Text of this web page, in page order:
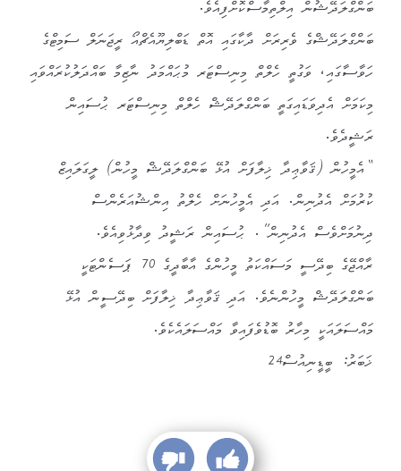
ބަންގްލަދޭޝުން އިލްތިމާސްކޮށްފިއެވެ.
ބަންގްލަދޭޝްގެ ވެރިރަށް ދާކާގައި އޮތް ޑަބްލިޔޫއެޗްއޯ ރީޖަނަލް ސަމިޓްގެ
ހަވާސާގައި، ވަގުތީ ހެލްތް މިނިސްޓަރ މުޙައްމަދު ނާޒިމާ ބައްދަލުކުރައްވައި
މިކަމަށް އެދިވަޑައިގަތީ ބަންގްލަދޭޝް ހެލްތް މިނިސްޓަރ ޙުސައިން
ރަޝީދެވެ.
“އެމީހުން (ޤަވާޢިދާ ޚިލާފަށް އުޅޭ ބަންގްލަދޭޝް މީހުން) ލީގަލައިޒް
ކުރުމަށް އެދުނިން. އަދި އެމީހުނަށް ހެލްތު އިންޝުއަރެންސް
ދިނުމަށްވެސް އެދުނިން”. ޙުސައިން ރަޝީދު ވިދާޅުވިއެވެ.
ރާއްޖޭގެ ބިދޭސީ މަސައްކަތު މީހުންގެ އާބާދީގެ 70 ޕަސެންޓަކީ
ބަންގްލަދޭޝް މީހުންނެވެ. އަދި ޤަވާޢިދާ ޚިލާފަށް ބިދޭސީން އުޅޭ
މައްސަލައަކީ މިހާރު ބޮޑުވެފައިވާ މައްސަލައެކެވެ.
ޚަބަރު: ބީޑީނިއުސް24